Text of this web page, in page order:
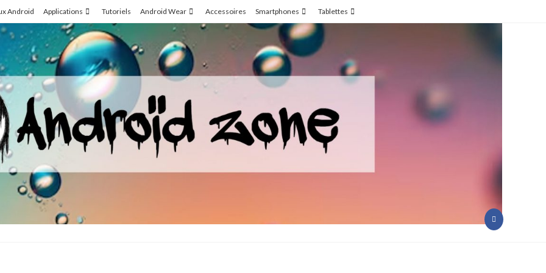
Android Applications Tutoriels Android Wear Accessoires Smartphones Tablettes